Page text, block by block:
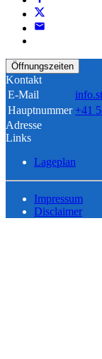
Öffnungszeiten
Kontakt
E-Mail
Hauptnummer +41
Adresse
Links
Lageplan
Impressum
Disclaimer